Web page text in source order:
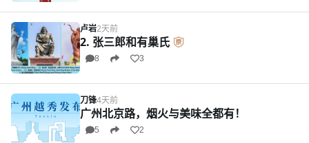
卢岩2天前
2. 张三郎和有巢氏
8 3
刀锋4天前
广州北京路，烟火与美味全都有！
5 2